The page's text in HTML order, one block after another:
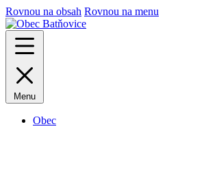
Rovnou na obsah Rovnou na menu
Menu
Obec